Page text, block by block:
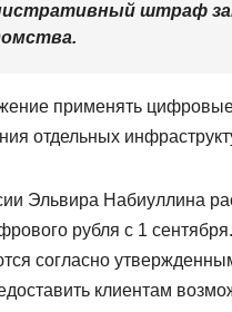
штраф
применять
отдельных
Эльвира Набиуллина
рубля с 1
согласно
клиентам